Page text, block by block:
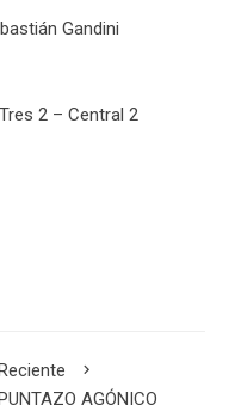
Gandini
2 – Central 2
AGÓNICO